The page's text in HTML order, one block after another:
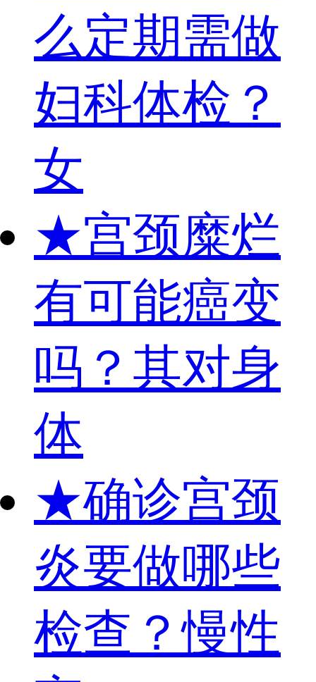
么定期需做
妇科体检？
女
★宫颈糜烂
有可能癌变
吗？其对身
体
★确诊宫颈
炎要做哪些
检查？慢性